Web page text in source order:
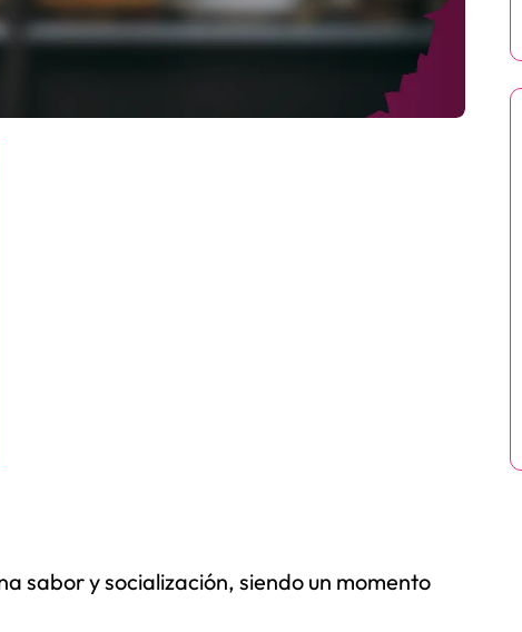
sabor y socialización, siendo un momento